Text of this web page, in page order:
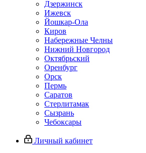
Дзержинск
Ижевск
Йошкар-Ола
Киров
Набережные Челны
Нижний Новгород
Октябрьский
Оренбург
Орск
Пермь
Саратов
Стерлитамак
Сызрань
Чебоксары
Личный кабинет